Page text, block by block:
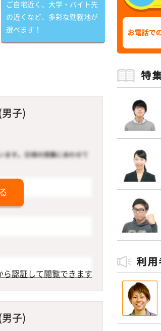
ご自宅近く、大学・バイト先
の近くなど、多彩な勤務地が
選べます！
子)
認証して閲覧できます
子)